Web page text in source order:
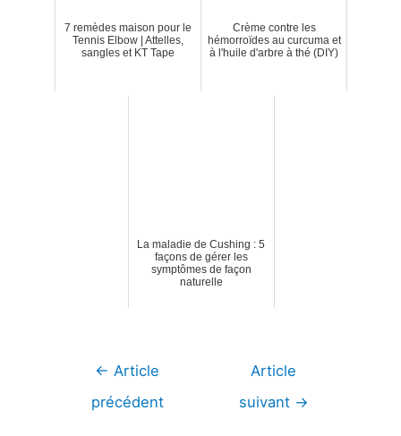
7 remèdes maison pour le
Tennis Elbow | Attelles,
sangles et KT Tape
Crème contre les
hémorroïdes au curcuma et
à l'huile d'arbre à thé (DIY)
La maladie de Cushing : 5
façons de gérer les
symptômes de façon
naturelle
Navigation
← Article
précédent
Article
suivant →